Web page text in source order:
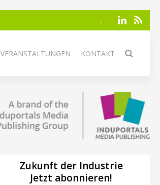
VERANSTALTUNGEN KONTAKT
Zukunft der Industrie
Jetzt abonnieren!